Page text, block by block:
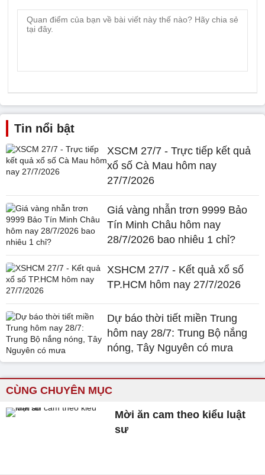
Tin nổi bật
XSCM 27/7 - Trực tiếp kết quả
xổ số Cà Mau hôm nay
27/7/2026
Giá vàng nhẫn trơn 9999 Bảo
Tín Minh Châu hôm nay
28/7/2026 bao nhiêu 1 chỉ?
XSHCM 27/7 - Kết quả xổ số
TP.HCM hôm nay 27/7/2026
Dự báo thời tiết miền Trung
hôm nay 28/7: Trung Bộ nắng
nóng, Tây Nguyên có mưa
CÙNG CHUYÊN MỤC
Mời ăn cam theo kiểu luật
sư